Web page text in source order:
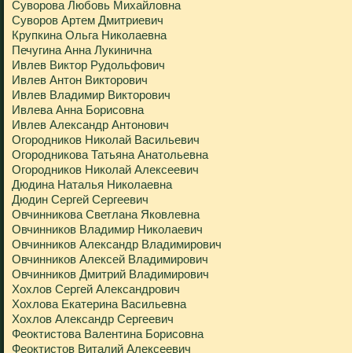
Суворова Любовь Михайловна
Суворов Артем Дмитриевич
Крупкина Ольга Николаевна
Печугина Анна Лукинична
Ивлев Виктор Рудольфович
Ивлев Антон Викторович
Ивлев Владимир Викторович
Ивлева Анна Борисовна
Ивлев Александр Антонович
Огородников Николай Васильевич
Огородникова Татьяна Анатольевна
Огородников Николай Алексеевич
Дюдина Наталья Николаевна
Дюдин Сергей Сергеевич
Овчинникова Светлана Яковлевна
Овчинников Владимир Николаевич
Овчинников Александр Владимирович
Овчинников Алексей Владимирович
Овчинников Дмитрий Владимирович
Хохлов Сергей Александрович
Хохлова Екатерина Васильевна
Хохлов Александр Сергеевич
Феоктистова Валентина Борисовна
Феоктистов Виталий Алексеевич